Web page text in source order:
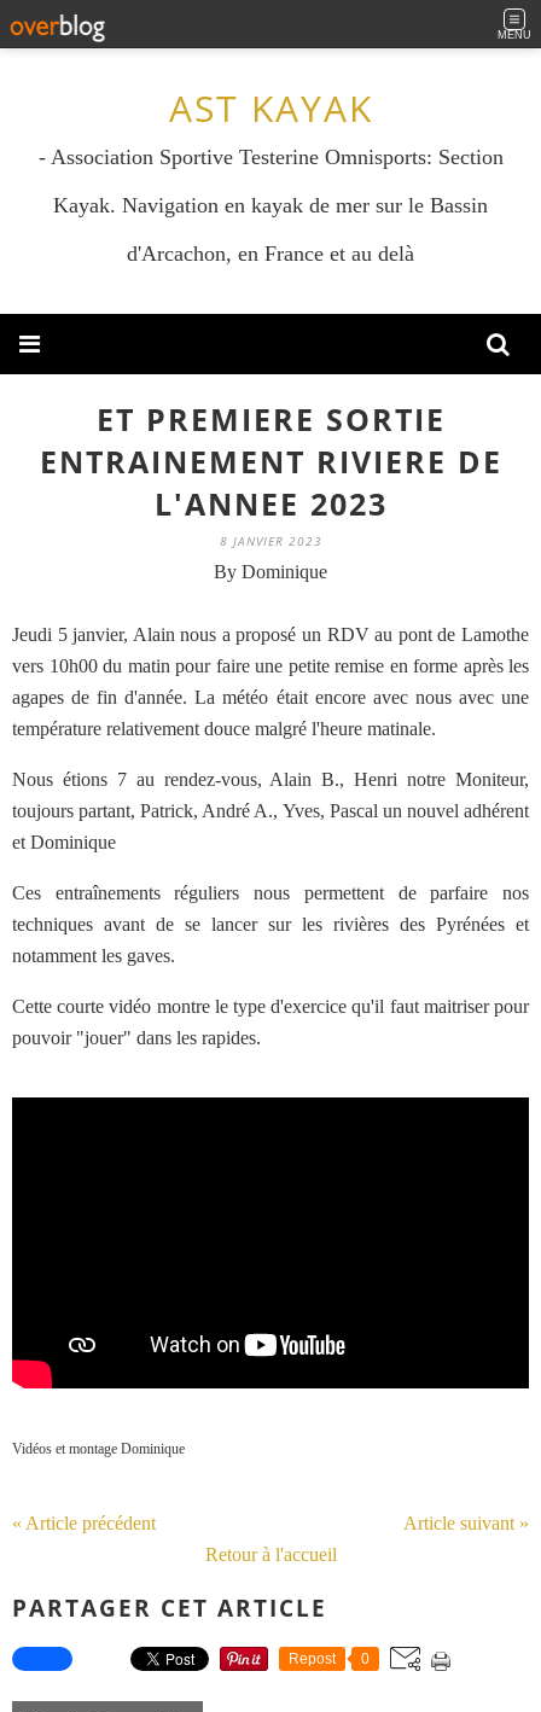
MENU
AST KAYAK
- Association Sportive Testerine Omnisports: Section
Kayak. Navigation en kayak de mer sur le Bassin
d'Arcachon, en France et au delà
ET PREMIERE SORTIE
ENTRAINEMENT RIVIERE DE
L'ANNEE 2023
8 JANVIER 2023
By Dominique
Jeudi 5 janvier, Alain nous a proposé un RDV au pont de Lamothe
vers 10h00 du matin pour faire une petite remise en forme après les
agapes de fin d'année. La météo était encore avec nous avec une
température relativement douce malgré l'heure matinale.
Nous étions 7 au rendez-vous, Alain B., Henri notre Moniteur,
toujours partant, Patrick, André A., Yves, Pascal un nouvel adhérent
et Dominique
Ces entraînements réguliers nous permettent de parfaire nos
techniques avant de se lancer sur les rivières des Pyrénées et
notamment les gaves.
Cette courte vidéo montre le type d'exercice qu'il faut maitriser pour
pouvoir "jouer" dans les rapides.
Vidéos et montage Dominique
« Article précédent
Article suivant »
Retour à l'accueil
PARTAGER CET ARTICLE
Repost 0